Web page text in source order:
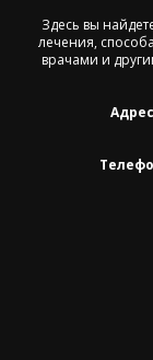
Здесь вы
лечения,
врачами и